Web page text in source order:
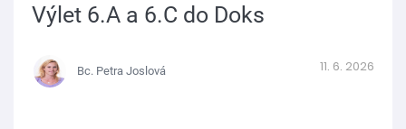
Výlet 6.A a 6.C do Doks
Bc. Petra Joslová 11. 6. 2026